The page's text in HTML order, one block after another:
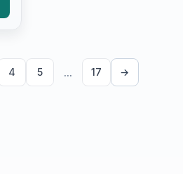
4 5 ... 17 →